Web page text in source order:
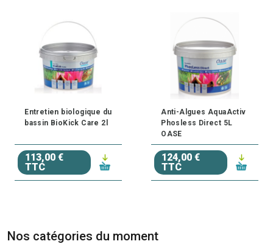
Entretien biologique du
bassin BioKick Care 2l
113,00 €
TTC
Anti-Algues AquaActiv
Phosless Direct 5L
OASE
124,00 €
TTC
Nos catégories du moment